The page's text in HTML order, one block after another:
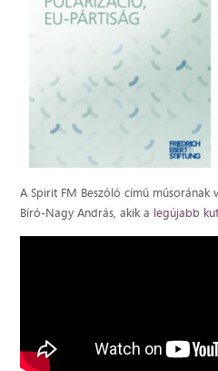
A Spirit FM Beszóló című műsorának
Bíró-Nagy András, akik a legújabb